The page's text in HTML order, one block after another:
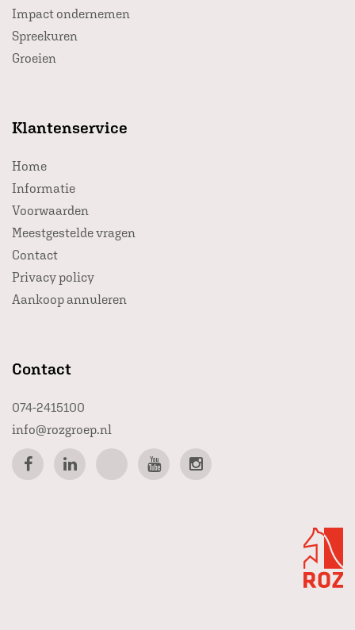
Impact ondernemen
Spreekuren
Groeien
Klantenservice
Home
Informatie
Voorwaarden
Meestgestelde vragen
Contact
Privacy policy
Aankoop annuleren
Contact
074-2415100
info@rozgroep.nl